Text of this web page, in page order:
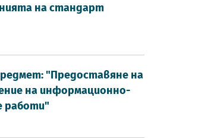
на стандарт
"Предоставяне на
на информационно-
работи"